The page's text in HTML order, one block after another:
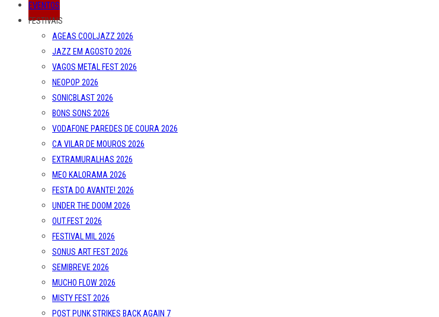
EVENTOS
FESTIVAIS
AGEAS COOLJAZZ 2026
JAZZ EM AGOSTO 2026
VAGOS METAL FEST 2026
NEOPOP 2026
SONICBLAST 2026
BONS SONS 2026
VODAFONE PAREDES DE COURA 2026
CA VILAR DE MOUROS 2026
EXTRAMURALHAS 2026
MEO KALORAMA 2026
FESTA DO AVANTE! 2026
UNDER THE DOOM 2026
OUT.FEST 2026
FESTIVAL MIL 2026
SONUS ART FEST 2026
SEMIBREVE 2026
MUCHO FLOW 2026
MISTY FEST 2026
POST PUNK STRIKES BACK AGAIN 7